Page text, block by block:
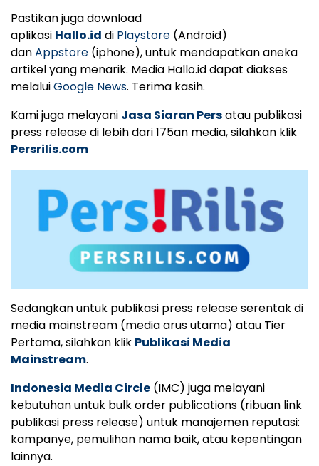
Pastikan juga download
aplikasi Hallo.id di Playstore (Android)
danAppstore (iphone), untuk mendapatkan aneka
artikel yang menarik. Media Hallo.id dapat diakses
melaluiGoogle News. Terima kasih.
Kami juga melayani Jasa Siaran Persatau publikasi
press release di lebih dari 175an media, silahkan klik
Persrilis.com
Sedangkan untuk publikasi press release serentak di
media mainstream (media arus utama) atau Tier
Pertama, silahkan klik Publikasi Media
Mainstream.
Indonesia Media Circle (IMC) juga melayani
kebutuhan untuk bulk order publications (ribuan link
publikasi press release) untuk manajemen reputasi:
kampanye, pemulihan nama baik, atau kepentingan
lainnya.